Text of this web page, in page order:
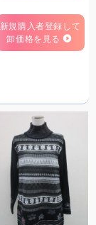
新規購入者登録して
卸価格を見る